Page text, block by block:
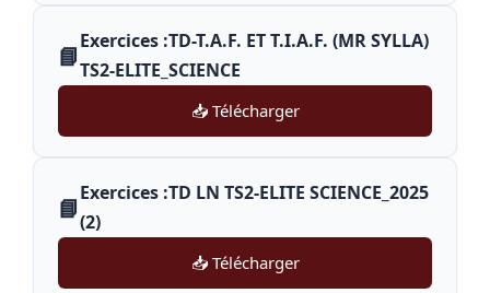
📘
Exercices :TD-T.A.F. ET T.I.A.F. (MR SYLLA)
TS2-ELITE_SCIENCE
📥 Télécharger
📘
Exercices :TD LN TS2-ELITE SCIENCE_2025
(2)
📥 Télécharger